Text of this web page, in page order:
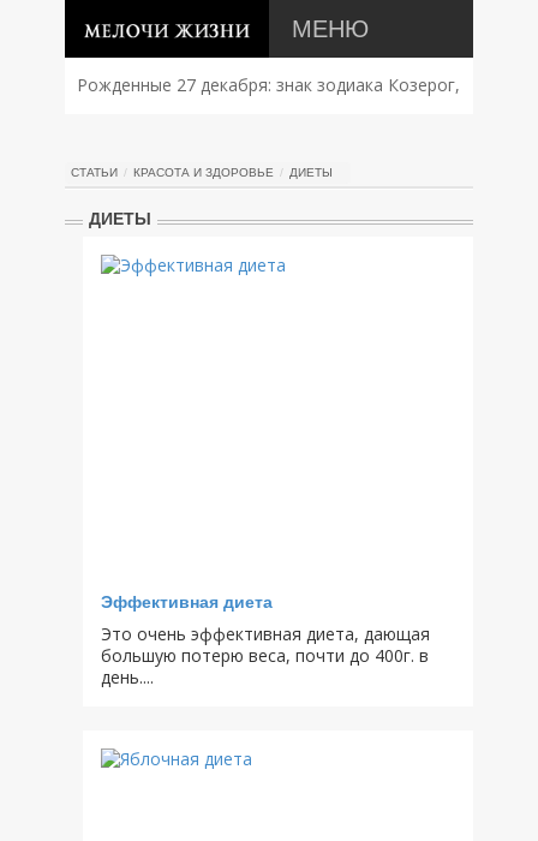
МЕНЮ
Рожденные 27 декабря: знак зодиака Козерог,
СТАТЬИ КРАСОТА И ЗДОРОВЬЕ ДИЕТЫ
ДИЕТЫ
Эффективная диета
Это очень эффективная диета, дающая
большую потерю веса, почти до 400г. в
день....